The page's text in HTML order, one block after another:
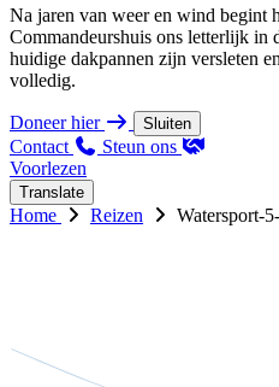
Na jaren van weer en wind begint
Commandeurshuis ons letterlijk in
huidige dakpannen zijn versleten
volledig.
Doneer hier Sluiten
Contact
Steun ons
Voorlezen
Translate
Home Reizen Watersport-